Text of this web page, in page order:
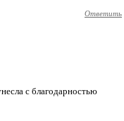
Ответить
с благодарностью